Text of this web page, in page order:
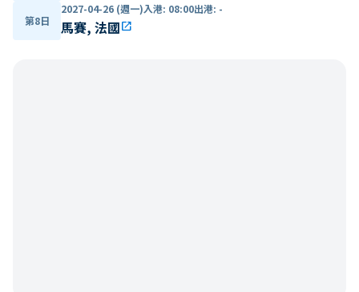
第8日
2027-04-26 (週一)入港: 08:00出港: -
馬賽, 法國open_in_new